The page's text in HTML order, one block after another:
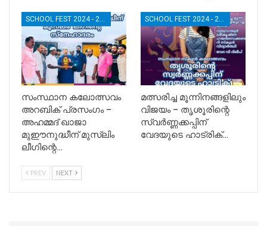
SCHOOL FEST 2024 - 2025
സംസ്ഥാന കലോത്സവം
അറബിക് പ്രസംഗം –
അഹമ്മദ് ഖാജാ
മുഈനുദ്ധീന് മുസ്‌ലിം
ലീഗിന്റെ…
SCHOOL FEST 2024 - 2025
മത്സരിച്ച മൂന്നിനങ്ങളിലും
വിജയം – തൃശൂരിന്റെ
സ്വർണ്ണക്കപ്പിന്
വേദയുടെ ഹാട്രിക്…
PREV NEXT